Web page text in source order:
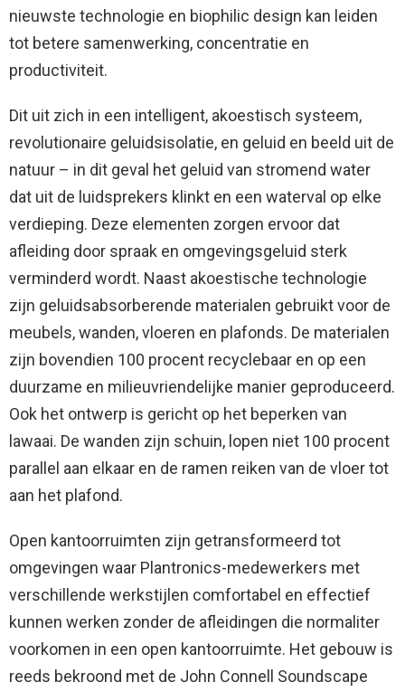
nieuwste technologie en biophilic design kan leiden
tot betere samenwerking, concentratie en
productiviteit.
Dit uit zich in een intelligent, akoestisch systeem,
revolutionaire geluidsisolatie, en geluid en beeld uit de
natuur – in dit geval het geluid van stromend water
dat uit de luidsprekers klinkt en een waterval op elke
verdieping. Deze elementen zorgen ervoor dat
afleiding door spraak en omgevingsgeluid sterk
verminderd wordt. Naast akoestische technologie
zijn geluidsabsorberende materialen gebruikt voor de
meubels, wanden, vloeren en plafonds. De materialen
zijn bovendien 100 procent recyclebaar en op een
duurzame en milieuvriendelijke manier geproduceerd.
Ook het ontwerp is gericht op het beperken van
lawaai. De wanden zijn schuin, lopen niet 100 procent
parallel aan elkaar en de ramen reiken van de vloer tot
aan het plafond.
Open kantoorruimten zijn getransformeerd tot
omgevingen waar Plantronics-medewerkers met
verschillende werkstijlen comfortabel en effectief
kunnen werken zonder de afleidingen die normaliter
voorkomen in een open kantoorruimte. Het gebouw is
reeds bekroond met de John Connell Soundscape